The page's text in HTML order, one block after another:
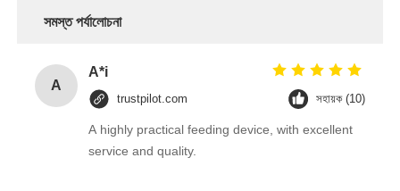
সমস্ত পর্যালোচনা
A
A*i
trustpilot.com সহায়ক (10)
A highly practical feeding device, with excellent
service and quality.